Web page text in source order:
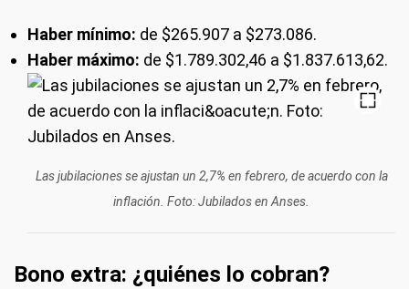
Haber mínimo: de $265.907 a $273.086.
Haber máximo: de $1.789.302,46 a $1.837.613,62.
Las jubilaciones se ajustan un 2,7% en febrero, de acuerdo con la
inflación. Foto: Jubilados en Anses.
Bono extra: ¿quiénes lo cobran?